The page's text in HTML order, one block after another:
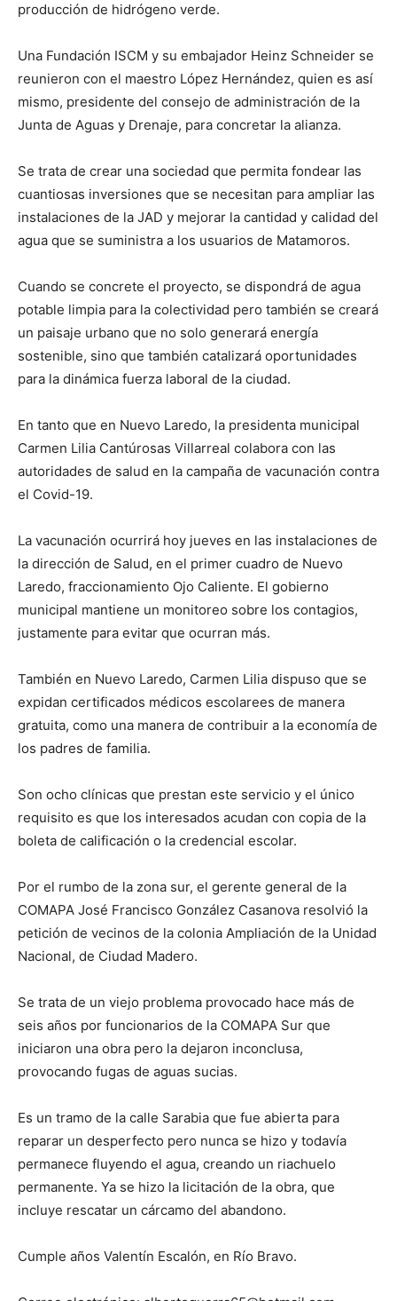
producción de hidrógeno verde.
Una Fundación ISCM y su embajador Heinz Schneider se
reunieron con el maestro López Hernández, quien es así
mismo, presidente del consejo de administración de la
Junta de Aguas y Drenaje, para concretar la alianza.
Se trata de crear una sociedad que permita fondear las
cuantiosas inversiones que se necesitan para ampliar las
instalaciones de la JAD y mejorar la cantidad y calidad del
agua que se suministra a los usuarios de Matamoros.
Cuando se concrete el proyecto, se dispondrá de agua
potable limpia para la colectividad pero también se creará
un paisaje urbano que no solo generará energía
sostenible, sino que también catalizará oportunidades
para la dinámica fuerza laboral de la ciudad.
En tanto que en Nuevo Laredo, la presidenta municipal
Carmen Lilia Cantúrosas Villarreal colabora con las
autoridades de salud en la campaña de vacunación contra
el Covid-19.
La vacunación ocurrirá hoy jueves en las instalaciones de
la dirección de Salud, en el primer cuadro de Nuevo
Laredo, fraccionamiento Ojo Caliente. El gobierno
municipal mantiene un monitoreo sobre los contagios,
justamente para evitar que ocurran más.
También en Nuevo Laredo, Carmen Lilia dispuso que se
expidan certificados médicos escolarees de manera
gratuita, como una manera de contribuir a la economía de
los padres de familia.
Son ocho clínicas que prestan este servicio y el único
requisito es que los interesados acudan con copia de la
boleta de calificación o la credencial escolar.
Por el rumbo de la zona sur, el gerente general de la
COMAPA José Francisco González Casanova resolvió la
petición de vecinos de la colonia Ampliación de la Unidad
Nacional, de Ciudad Madero.
Se trata de un viejo problema provocado hace más de
seis años por funcionarios de la COMAPA Sur que
iniciaron una obra pero la dejaron inconclusa,
provocando fugas de aguas sucias.
Es un tramo de la calle Sarabia que fue abierta para
reparar un desperfecto pero nunca se hizo y todavía
permanece fluyendo el agua, creando un riachuelo
permanente. Ya se hizo la licitación de la obra, que
incluye rescatar un cárcamo del abandono.
Cumple años Valentín Escalón, en Río Bravo.